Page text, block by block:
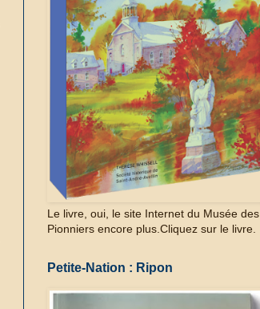
Le livre, oui, le site Internet du Musée des
Pionniers encore plus.Cliquez sur le livre.
Petite-Nation : Ripon